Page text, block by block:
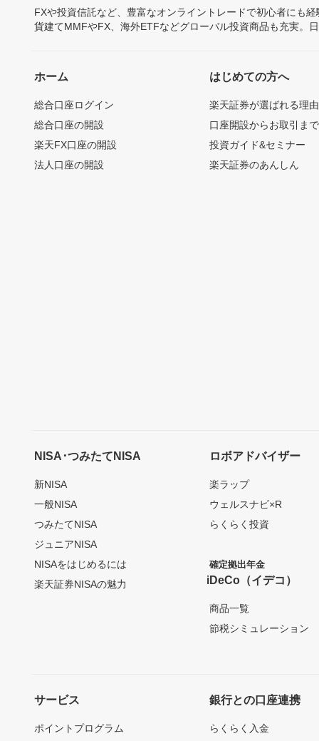
FXや投資信託など、豊富なオンライントレードで初心者にも
貨建てMMFやFX、海外ETFなどグローバル投資商品も充実。
ホーム
総合口座ログイン
総合口座の開設
楽天FX口座の開設
法人口座の開設
はじめての方へ
楽天証券が選ばれる理由
口座開設からお取引ま
投資ガイド&セミナー
楽天証券のあんしん
NISA･つみたてNISA
新NISA
一般NISA
つみたてNISA
ジュニアNISA
NISAをはじめるには
楽天証券NISAの魅力
ロボアドバイザー
楽ラップ
ウェルスナビ×R
らくらく投資
確定拠出年金
iDeCo（イデコ）
商品一覧
節税シミュレーション
サービス
ポイントプログラム
銀行との口座連携
らくらく入金